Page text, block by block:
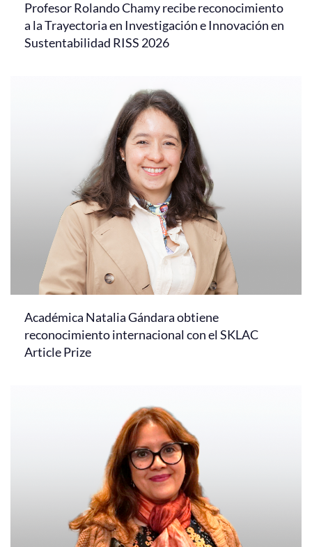
Profesor Rolando Chamy recibe reconocimiento
a la Trayectoria en Investigación e Innovación en
Sustentabilidad RISS 2026
Académica Natalia Gándara obtiene
reconocimiento internacional con el SKLAC
Article Prize